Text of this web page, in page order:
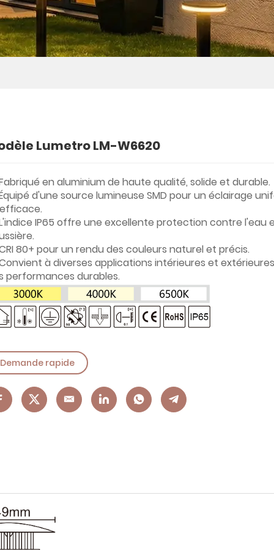
Lumetro LM-W6620
en aluminium de haute qualité, solide et durable.
d'une source lumineuse SMD pour un éclairage
IP65 offre une excellente protection contre l'eau
80+ pour un rendu des couleurs naturel et précis.
à diverses applications intérieures et
performances durables.
Demande rapide